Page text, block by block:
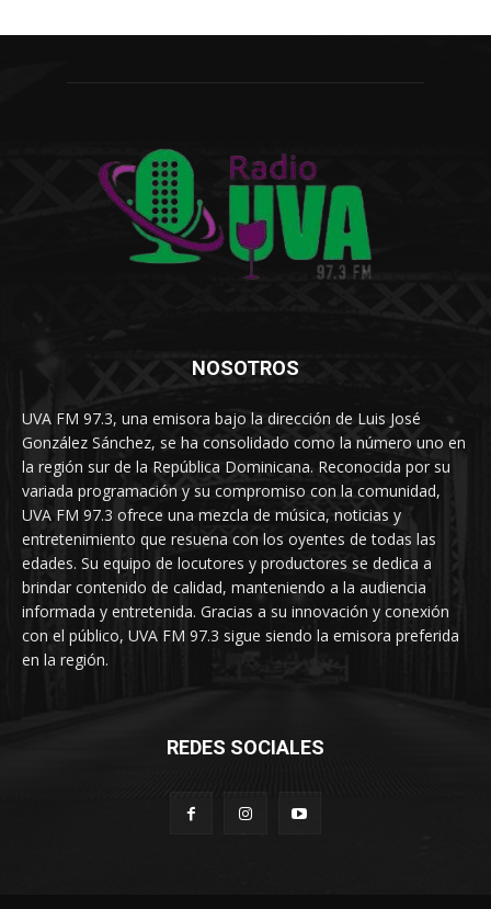
NOSOTROS
UVA FM 97.3, una emisora bajo la dirección de Luis José
González Sánchez, se ha consolidado como la número uno en
la región sur de la República Dominicana. Reconocida por su
variada programación y su compromiso con la comunidad,
UVA FM 97.3 ofrece una mezcla de música, noticias y
entretenimiento que resuena con los oyentes de todas las
edades. Su equipo de locutores y productores se dedica a
brindar contenido de calidad, manteniendo a la audiencia
informada y entretenida. Gracias a su innovación y conexión
con el público, UVA FM 97.3 sigue siendo la emisora preferida
en la región.
REDES SOCIALES